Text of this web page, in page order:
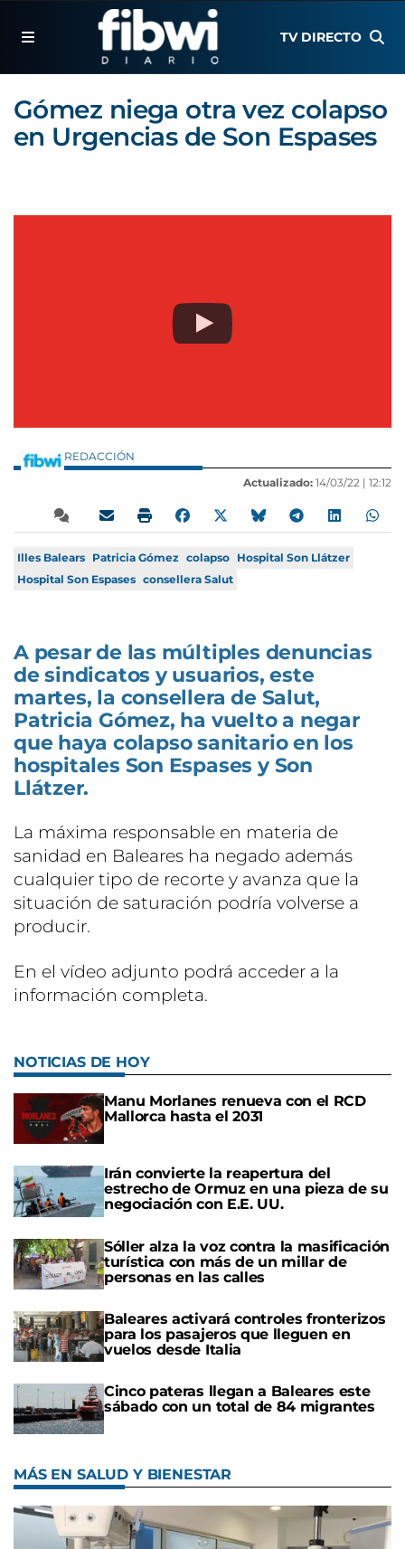
TV DIRECTO
Gómez niega otra vez colapso
en Urgencias de Son Espases
REDACCIÓN
Actualizado: 14/03/22 | 12:12
Illes Balears Patricia Gómez colapso Hospital Son Llátzer
Hospital Son Espases consellera Salut
A pesar de las múltiples denuncias
de sindicatos y usuarios, este
martes, la consellera de Salut,
Patricia Gómez, ha vuelto a negar
que haya colapso sanitario en los
hospitales Son Espases y Son
Llátzer.
La máxima responsable en materia de
sanidad en Baleares ha negado además
cualquier tipo de recorte y avanza que la
situación de saturación podría volverse a
producir.
En el vídeo adjunto podrá acceder a la
información completa.
NOTICIAS DE HOY
Manu Morlanes renueva con el RCD
Mallorca hasta el 2031
Irán convierte la reapertura del
estrecho de Ormuz en una pieza de su
negociación con E.E. UU.
Sóller alza la voz contra la masificación
turística con más de un millar de
personas en las calles
Baleares activará controles fronterizos
para los pasajeros que lleguen en
vuelos desde Italia
Cinco pateras llegan a Baleares este
sábado con un total de 84 migrantes
MÁS EN SALUD Y BIENESTAR